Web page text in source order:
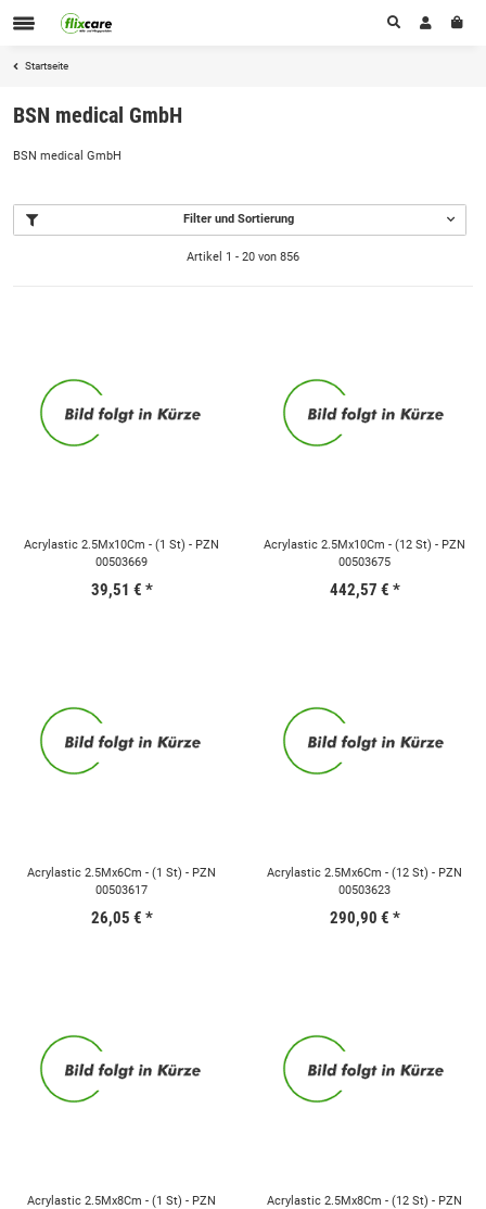
Startseite
BSN medical GmbH
BSN medical GmbH
Filter und Sortierung
Artikel 1 - 20 von 856
Acrylastic 2.5Mx10Cm - (1 St) - PZN
00503669
39,51 € *
Acrylastic 2.5Mx10Cm - (12 St) - PZN
00503675
442,57 € *
Acrylastic 2.5Mx6Cm - (1 St) - PZN
00503617
26,05 € *
Acrylastic 2.5Mx6Cm - (12 St) - PZN
00503623
290,90 € *
Acrylastic 2.5Mx8Cm - (1 St) - PZN
Acrylastic 2.5Mx8Cm - (12 St) - PZN